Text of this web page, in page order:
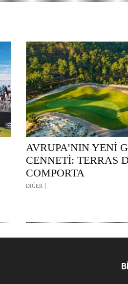
AVRUPA’NIN YENİ
CENNETİ: TERRAS
COMPORTA
DİĞER